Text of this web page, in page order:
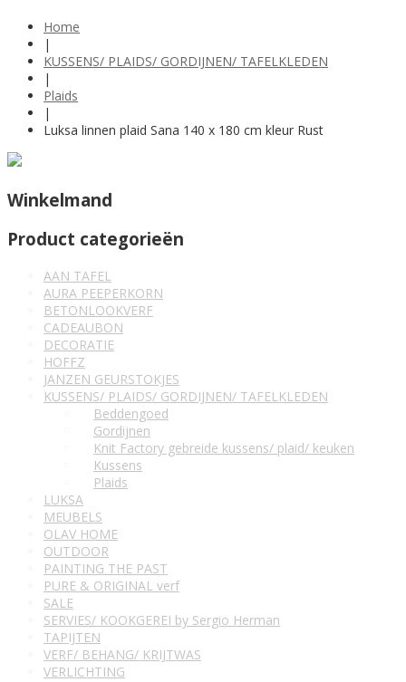
Home
|
KUSSENS/ PLAIDS/ GORDIJNEN/ TAFELKLEDEN
|
Plaids
|
Luksa linnen plaid Sana 140 x 180 cm kleur Rust
Winkelmand
Product categorieën
AAN TAFEL
AURA PEEPERKORN
BETONLOOKVERF
CADEAUBON
DECORATIE
HOFFZ
JANZEN GEURSTOKJES
KUSSENS/ PLAIDS/ GORDIJNEN/ TAFELKLEDEN
Beddengoed
Gordijnen
Knit Factory gebreide kussens/ plaid/ keuken
Kussens
Plaids
LUKSA
MEUBELS
OLAV HOME
OUTDOOR
PAINTING THE PAST
PURE & ORIGINAL verf
SALE
SERVIES/ KOOKGEREI by Sergio Herman
TAPIJTEN
VERF/ BEHANG/ KRIJTWAS
VERLICHTING